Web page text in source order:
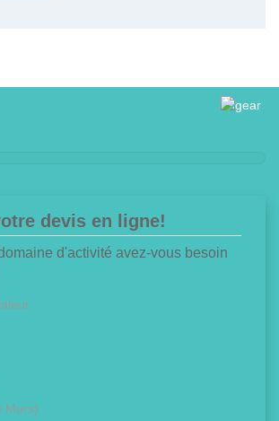
devis en ligne!
d'activité avez-vous besoin
Murs)